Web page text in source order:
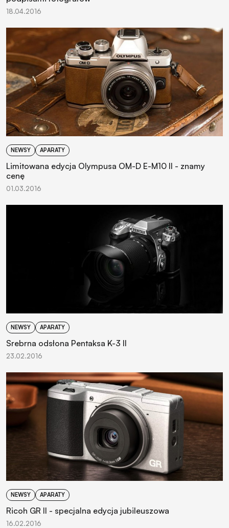
18.04.2016
NEWSY APARATY
Limitowana edycja Olympusa OM-D E-M10 II - znamy
cenę
01.03.2016
NEWSY APARATY
Srebrna odsłona Pentaksa K-3 II
23.02.2016
NEWSY APARATY
Ricoh GR II - specjalna edycja jubileuszowa
16.02.2016